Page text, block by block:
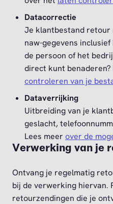
Datacorrectie
Je klantbestand
naw-gegevens
de persoon of het
direct kunt
controleren van je
Dataverrijking
Uitbreiding van je
geslacht,
Lees meer over de
Verwerking van je
Ontvang je regelmatig
bij de verwerking hiervan.
retourzendingen die je